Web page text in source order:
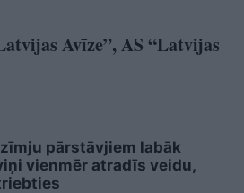
Avīze”, AS “Latvijas
pārstāvjiem labāk
vienmēr atradīs veidu,